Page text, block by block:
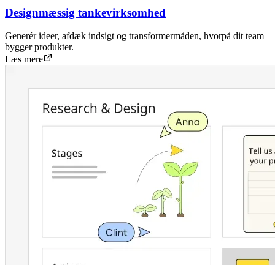
Designmæssig tankevirksomhed
Generér ideer, afdæk indsigt og transformermåden, hvorpå dit team
bygger produkter.
Læs mere